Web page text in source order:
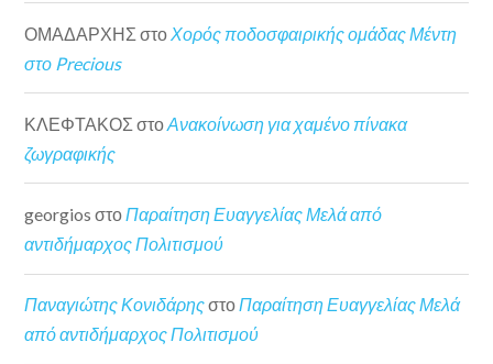
ΟΜΑΔΑΡΧΗΣ στο Χορός ποδοσφαιρικής ομάδας Μέντη
στο Precious
ΚΛΕΦΤΑΚΟΣ στοΑνακοίνωση για χαμένο πίνακα
ζωγραφικής
georgios στοΠαραίτηση Ευαγγελίας Μελά από
αντιδήμαρχος Πολιτισμού
Παναγιώτης ΚονιδάρηςστοΠαραίτηση Ευαγγελίας Μελά
από αντιδήμαρχος Πολιτισμού